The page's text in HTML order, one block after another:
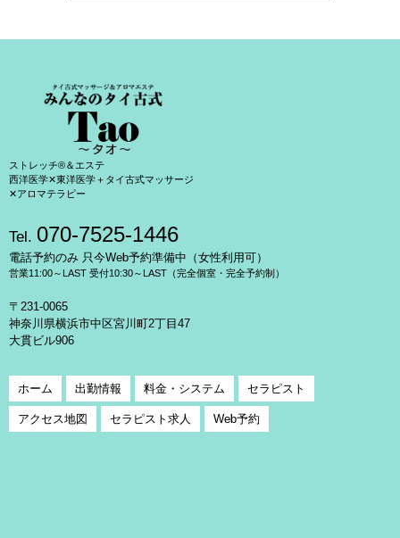
ストレッチ®＆エステ
西洋医学✕東洋医学＋タイ古式マッサージ
✕アロマテラピー
Tel. 070-7525-1446
電話予約のみ 只今Web予約準備中（女性利用可）
営業11:00～LAST 受付10:30～LAST（完全個室・完全予約制）
〒231-0065
神奈川県横浜市中区宮川町2丁目47
大貫ビル906
ホーム 出勤情報 料金・システム セラピスト
アクセス地図 セラピスト求人 Web予約